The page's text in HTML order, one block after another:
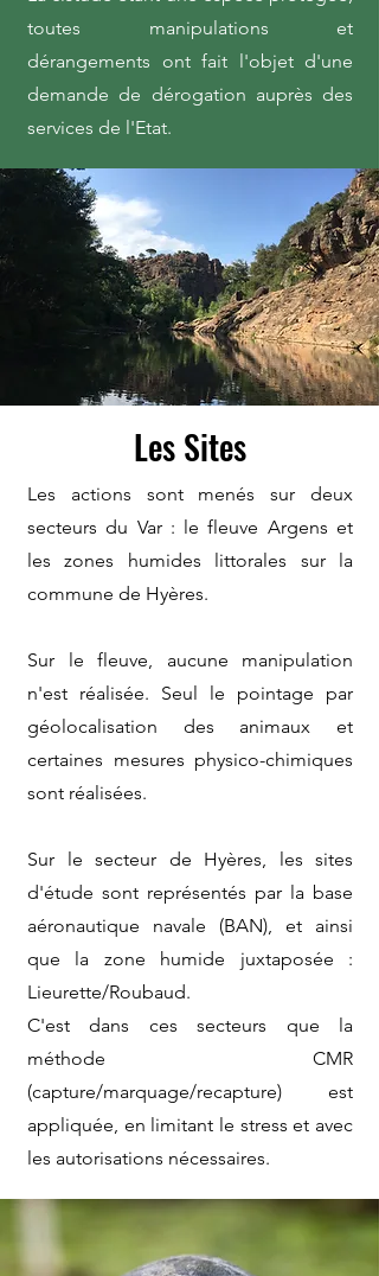
toutes manipulations et
dérangements ont fait l'objet d'une
demande de dérogation auprès des
services de l'Etat.
Les Sites
Les actions sont menés sur deux
secteurs du Var : le fleuve Argens et
les zones humides littorales sur la
commune de Hyères.
Sur le fleuve, aucune manipulation
n'est réalisée. Seul le pointage par
géolocalisation des animaux et
certaines mesures physico-chimiques
sont réalisées.
Sur le secteur de Hyères, les sites
d'étude sont représentés par la base
aéronautique navale (BAN), et ainsi
que la zone humide juxtaposée :
Lieurette/Roubaud.
C'est dans ces secteurs que la
méthode CMR
(capture/marquage/recapture) est
appliquée, en limitant le stress et avec
les autorisations nécessaires.